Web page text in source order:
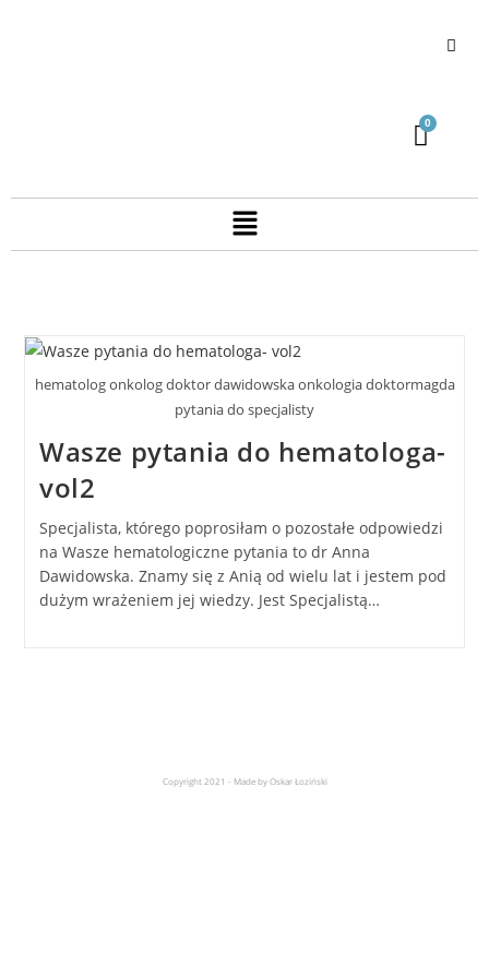
hematolog onkolog doktor dawidowska onkologia doktormagda
pytania do specjalisty
Wasze pytania do hematologa-
vol2
Specjalista, którego poprosiłam o pozostałe odpowiedzi
na Wasze hematologiczne pytania to dr Anna
Dawidowska. Znamy się z Anią od wielu lat i jestem pod
dużym wrażeniem jej wiedzy. Jest Specjalistą…
Copyright 2021 - Made by Oskar Łoziński